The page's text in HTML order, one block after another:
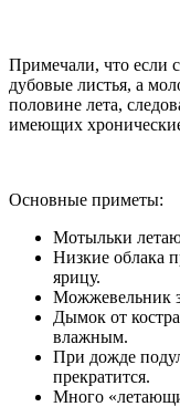
Примечали, что если
дубовые листья, а
половине лета,
имеющих
Основные приметы:
Мотыльки
Низкие облака
ярицу.
Можжевельник
Дымок от костра
влажным.
При дожде
прекратится.
Много